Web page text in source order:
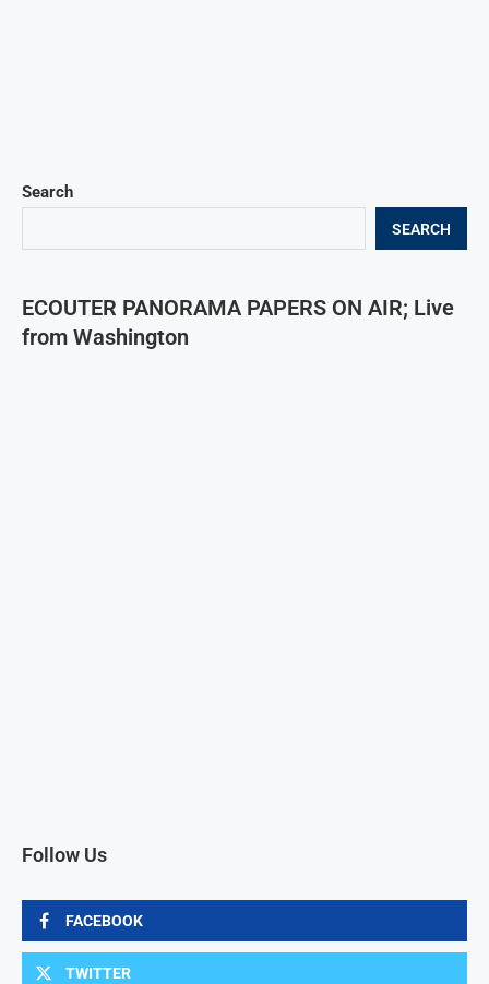
Search
SEARCH
ECOUTER PANORAMA PAPERS ON AIR; Live
from Washington
Follow Us
FACEBOOK
TWITTER